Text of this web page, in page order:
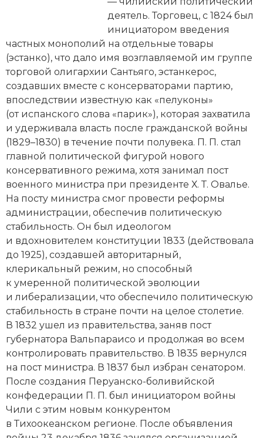
Генеалогия, геральдика
Государство и право
Европа
Историческая география и топонимика
История материальной и духовной культуры
История международных отношений
История, философия, теория и методология
исторического знания
Итория международных отношений
Латинская Америка
Новая история
Новейшая история
Нумизматика
Образование
Общественные объединения и организации
Политическая история
Революции и народные движения
деятель. Торговец, с 1824 был
инициатором введения
частных монополий на отдельные товары
(эстанко), что дало имя возглавляемой им группе
торговой олигархии Сантьяго, эстанкерос,
создавших вместе с консерваторами партию,
впоследствии известную как «пелуконы»
(от испанского слова «парик»), которая захватила
и удерживала власть после гражданской вой­ны
(1829–1830) в течение почти полувека. П. П. стал
главной политической фигурой нового
консервативного режима, хотя занимал пост
военного министра при президенте Х. Т. Овалье.
На посту министра смог провести реформы
администрации, обеспечив политическую
стабильность. Он был идеологом
и вдохновителем конституции 1833 (действовала
до 1925), создавшей авторитарный,
клерикальный режим, но способный
к умеренной политической эволюции
и либерализации, что обеспечило политическую
стабильность в стране почти на целое столетие.
В 1832 ушел из правительства, заняв пост
губернатора Вальпараисо и продолжая во всем
контролировать правительство. В 1835 вернулся
на пост министра. В 1837 был избран сенатором.
После создания Перуанско-­боливийской
конфедерации П. П. был инициатором вой­ны
Чили с этим новым конкурентом
в Тихоокеанском регионе. После объявления